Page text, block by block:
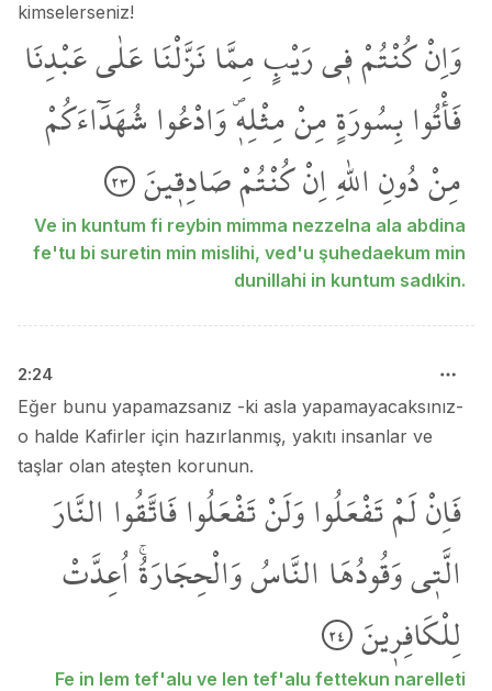
kimselerseniz!
وَاِنْكُنْتُمْف۪يرَيْبٍمِمَّانَزَّلْنَاعَلٰىعَبْدِنَا
فَأْتُوابِسُورَةٍمِنْمِثْلِه۪ۖوَادْعُواشُهَدَٓاءَكُمْ
مِنْدُونِاللّٰهِاِنْكُنْتُمْصَادِق۪ينَ ٢٣
Ve in kuntum fi reybin mimma nezzelna ala abdina
fe'tu bi suretin min mislihi, ved'u şuhedaekum min
dunillahi in kuntum sadıkin.
2:24
Eğer bunu yapamazsanız -ki asla yapamayacaksınız-
o halde Kafirler için hazırlanmış, yakıtı insanlar ve
taşlar olan ateşten korunun.
فَاِنْلَمْتَفْعَلُواوَلَنْتَفْعَلُوافَاتَّقُوا النَّارَ
الَّت۪يوَقُودُهَا النَّاسُوَالْحِجَارَةُۚاُعِدَّتْ
لِلْكَافِر۪ينَ ٢٤
Fe in lem tef'alu ve len tef'alu fettekun narelleti